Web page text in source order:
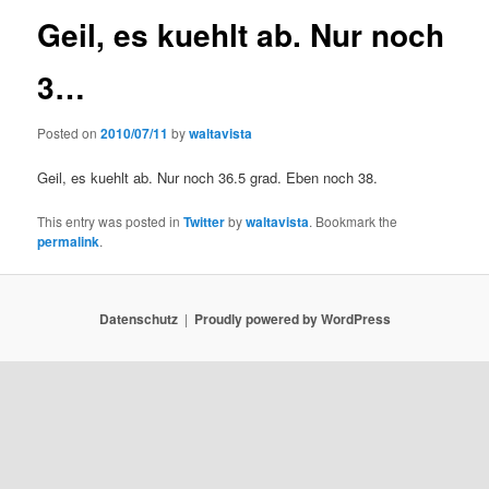
Geil, es kuehlt ab. Nur noch
3…
Posted on2010/07/11 bywaltavista
Geil, es kuehlt ab. Nur noch 36.5 grad. Eben noch 38.
This entry was posted inTwitterbywaltavista. Bookmark the
permalink.
Datenschutz Proudly powered by WordPress